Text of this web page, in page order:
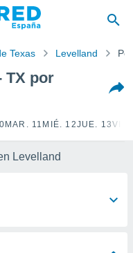
Texas Levelland
TX por
MAR. 11 MIÉ. 12JUE. 13VIE.
Levelland